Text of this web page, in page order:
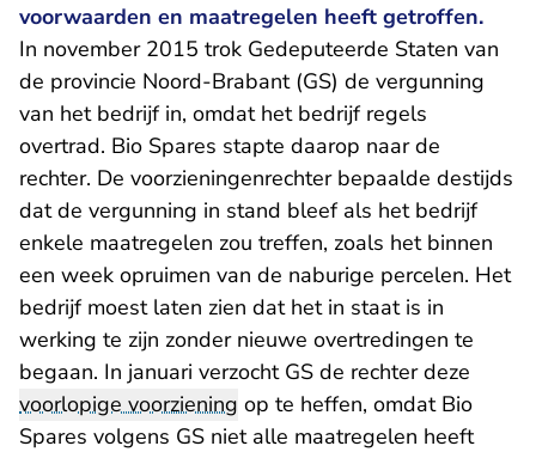
voorwaarden en maatregelen heeft getroffen.
In november 2015 trok Gedeputeerde Staten van
de provincie Noord-Brabant (GS) de vergunning
van het bedrijf in, omdat het bedrijf regels
overtrad. Bio Spares stapte daarop naar de
rechter. De voorzieningenrechter bepaalde destijds
dat de vergunning in stand bleef als het bedrijf
enkele maatregelen zou treffen, zoals het binnen
een week opruimen van de naburige percelen. Het
bedrijf moest laten zien dat het in staat is in
werking te zijn zonder nieuwe overtredingen te
begaan. In januari verzocht GS de rechter deze
voorlopige voorziening op te heffen, omdat Bio
Spares volgens GS niet alle maatregelen heeft